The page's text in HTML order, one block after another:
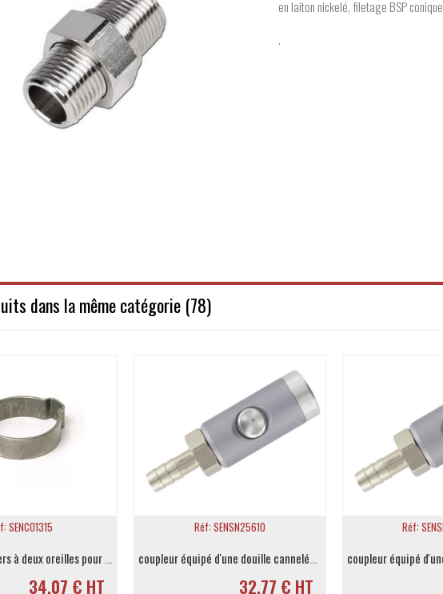
en laiton nickelé, filetage BSP conique
.
dans la même catégorie (78)
SENCO1315
Boite 100 colliers à deux oreilles pour tuyau Ø ext. 13 à 15mm
34,07 € HT
Réf: SENSN25610
coupleur équipé d'une douille cannelée 11mm
32,77 € HT
Réf: